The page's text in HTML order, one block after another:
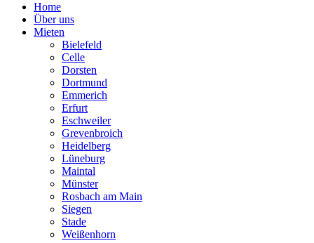
Home
Über uns
Mieten
Bielefeld
Celle
Dorsten
Dortmund
Emmerich
Erfurt
Eschweiler
Grevenbroich
Heidelberg
Lüneburg
Maintal
Münster
Rosbach am Main
Siegen
Stade
Weißenhorn